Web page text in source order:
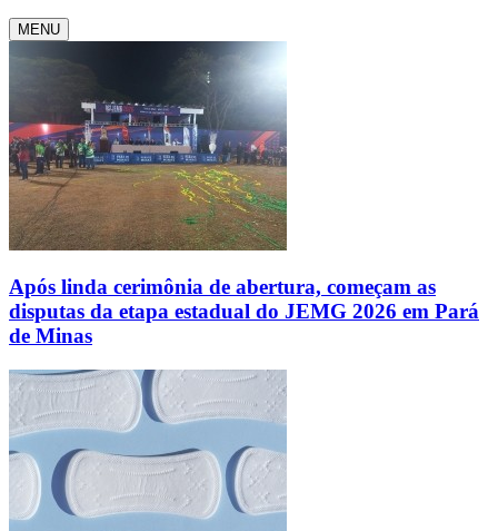
MENU
Após linda cerimônia de abertura, começam as
disputas da etapa estadual do JEMG 2026 em Pará
de Minas